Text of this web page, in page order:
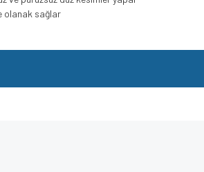
olanak sağlar